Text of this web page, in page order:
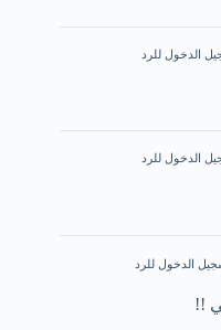
الدخول للرد
الدخول للرد
الدخول للرد
!!